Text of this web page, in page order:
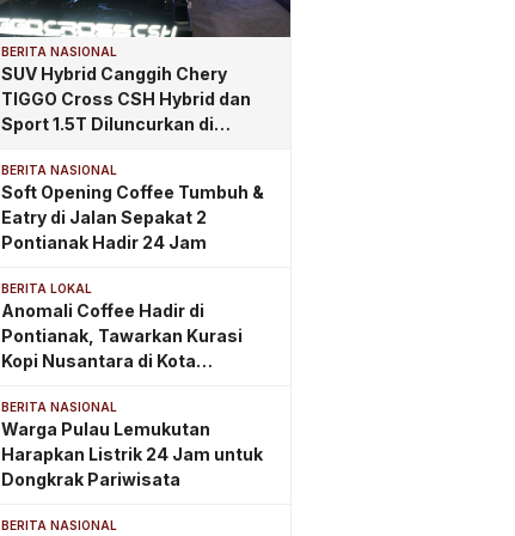
BERITA NASIONAL
SUV Hybrid Canggih Chery
TIGGO Cross CSH Hybrid dan
Sport 1.5T Diluncurkan di
Kemewahan dan Teknologi
Masa Depan
BERITA NASIONAL
Soft Opening Coffee Tumbuh &
Eatry di Jalan Sepakat 2
Pontianak Hadir 24 Jam
BERITA LOKAL
Anomali Coffee Hadir di
Pontianak, Tawarkan Kurasi
Kopi Nusantara di Kota
BERITA NASIONAL
Warga Pulau Lemukutan
Harapkan Listrik 24 Jam untuk
Dongkrak Pariwisata
BERITA NASIONAL